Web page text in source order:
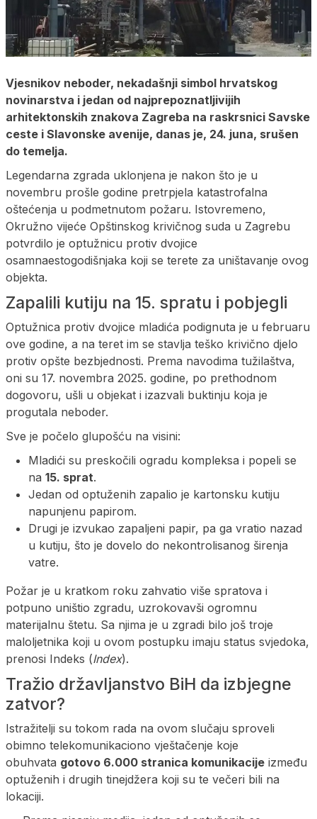
Vjesnikov neboder, nekadašnji simbol hrvatskog
novinarstva i jedan od najprepoznatljivijih
arhitektonskih znakova Zagreba na raskrsnici Savske
ceste i Slavonske avenije, danas je, 24. juna, srušen
do temelja.
Legendarna zgrada uklonjena je nakon što je u
novembru prošle godine pretrpjela katastrofalna
oštećenja u podmetnutom požaru. Istovremeno,
Okružno vijeće Opštinskog krivičnog suda u Zagrebu
potvrdilo je optužnicu protiv dvojice
osamnaestogodišnjaka koji se terete za uništavanje ovog
objekta.
Zapalili kutiju na 15. spratu i pobjegli
Optužnica protiv dvojice mladića podignuta je u februaru
ove godine, a na teret im se stavlja teško krivično djelo
protiv opšte bezbjednosti. Prema navodima tužilaštva,
oni su 17. novembra 2025. godine, po prethodnom
dogovoru, ušli u objekat i izazvali buktinju koja je
progutala neboder.
Sve je počelo glupošću na visini:
Mladići su preskočili ogradu kompleksa i popeli se
na 15. sprat.
Jedan od optuženih zapalio je kartonsku kutiju
napunjenu papirom.
Drugi je izvukao zapaljeni papir, pa ga vratio nazad
u kutiju, što je dovelo do nekontrolisanog širenja
vatre.
Požar je u kratkom roku zahvatio više spratova i
potpuno uništio zgradu, uzrokovavši ogromnu
materijalnu štetu. Sa njima je u zgradi bilo još troje
maloljetnika koji u ovom postupku imaju status svjedoka,
prenosi Indeks (Index).
Tražio državljanstvo BiH da izbjegne
zatvor?
Istražitelji su tokom rada na ovom slučaju sproveli
obimno telekomunikaciono vještačenje koje
obuhvata gotovo 6.000 stranica komunikacije između
optuženih i drugih tinejdžera koji su te večeri bili na
lokaciji.